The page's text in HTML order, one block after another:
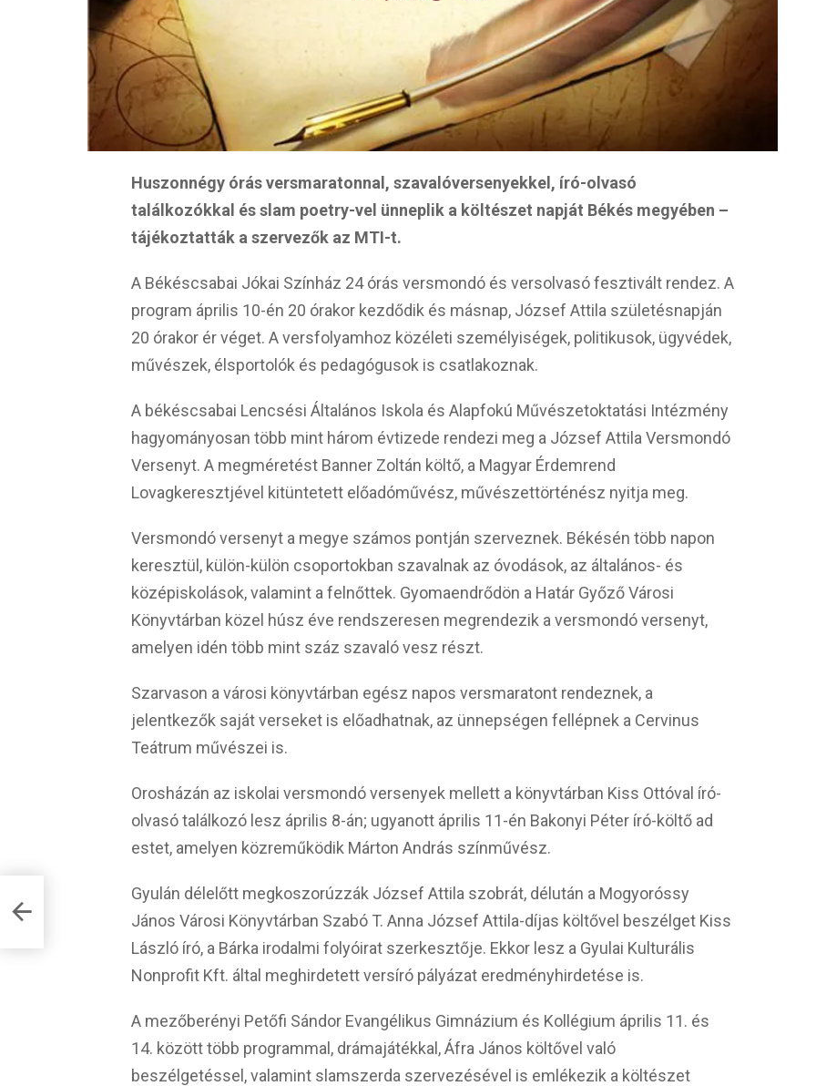
Huszonnégy órás versmaratonnal, szavalóversenyekkel, író-olvasó
találkozókkal és slam poetry-vel ünneplik a költészet napját Békés megyében –
tájékoztatták a szervezők az MTI-t.
A Békéscsabai Jókai Színház 24 órás versmondó és versolvasó fesztivált rendez. A
program április 10-én 20 órakor kezdődik és másnap, József Attila születésnapján
20 órakor ér véget. A versfolyamhoz közéleti személyiségek, politikusok, ügyvédek,
művészek, élsportolók és pedagógusok is csatlakoznak.
A békéscsabai Lencsési Általános Iskola és Alapfokú Művészetoktatási Intézmény
hagyományosan több mint három évtizede rendezi meg a József Attila Versmondó
Versenyt. A megméretést Banner Zoltán költő, a Magyar Érdemrend
Lovagkeresztjével kitüntetett előadóművész, művészettörténész nyitja meg.
Versmondó versenyt a megye számos pontján szerveznek. Békésén több napon
keresztül, külön-külön csoportokban szavalnak az óvodások, az általános- és
középiskolások, valamint a felnőttek. Gyomaendrődön a Határ Győző Városi
Könyvtárban közel húsz éve rendszeresen megrendezik a versmondó versenyt,
amelyen idén több mint száz szavaló vesz részt.
Szarvason a városi könyvtárban egész napos versmaratont rendeznek, a
jelentkezők saját verseket is előadhatnak, az ünnepségen fellépnek a Cervinus
Teátrum művészei is.
Orosházán az iskolai versmondó versenyek mellett a könyvtárban Kiss Ottóval író-
olvasó találkozó lesz április 8-án; ugyanott április 11-én Bakonyi Péter író-költő ad
estet, amelyen közreműködik Márton András színművész.
Gyulán délelőtt megkoszorúzzák József Attila szobrát, délután a Mogyoróssy
János Városi Könyvtárban Szabó T. Anna József Attila-díjas költővel beszélget Kiss
László író, a Bárka irodalmi folyóirat szerkesztője. Ekkor lesz a Gyulai Kulturális
Nonprofit Kft. által meghirdetett versíró pályázat eredményhirdetése is.
A mezőberényi Petőfi Sándor Evangélikus Gimnázium és Kollégium április 11. és
14. között több programmal, drámajátékkal, Áfra János költővel való
beszélgetéssel, valamint slamszerda szervezésével is emlékezik a költészet